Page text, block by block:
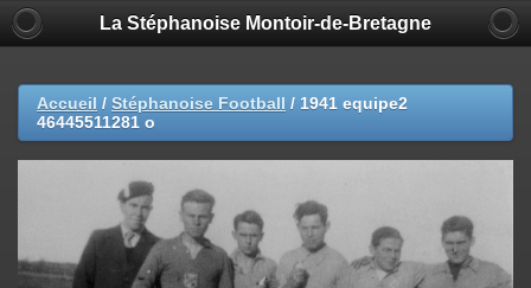
La Stéphanoise Montoir-de-Bretagne
Accueil / Stéphanoise Football / 1941 equipe2
46445511281 o